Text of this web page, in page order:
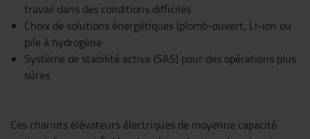
travail dans des conditions difficiles
Choix de solutions énergétiques (plomb-ouvert, Li-ion ou
pile à hydrogène
Système de stabilité active (SAS) pour des opérations plus
sûres
Ces chariots élévateurs électriques de moyenne capacité